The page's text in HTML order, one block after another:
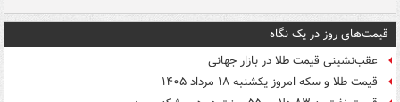
قیمت‌های روز در یک نگاه
عقب‌نشینی قیمت طلا در بازار جهانی
قیمت طلا و سکه امروز یکشنبه ۱۸ مرداد ۱۴۰۵